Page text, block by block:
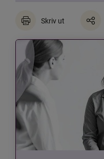
Skriv ut